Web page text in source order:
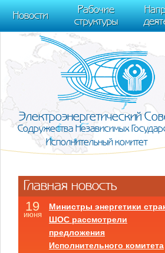
m[i].l=1*new Date(); for (var j = 0; j <
trackLinks:true, accurateTrackBounce:true });
Новости
Рабочие
структуры
Электроэнергетический
Содружества Независимых
Исполнительный комитет
Главная новость
19
июня
Министры энергетики
ШОС рассмотрели
предложения
Исполнительного комитета